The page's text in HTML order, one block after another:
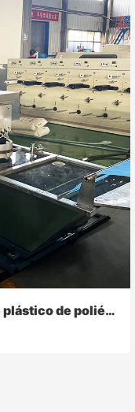
Extrusora de hilo de filamento de plástico de poliéster HDPE PP